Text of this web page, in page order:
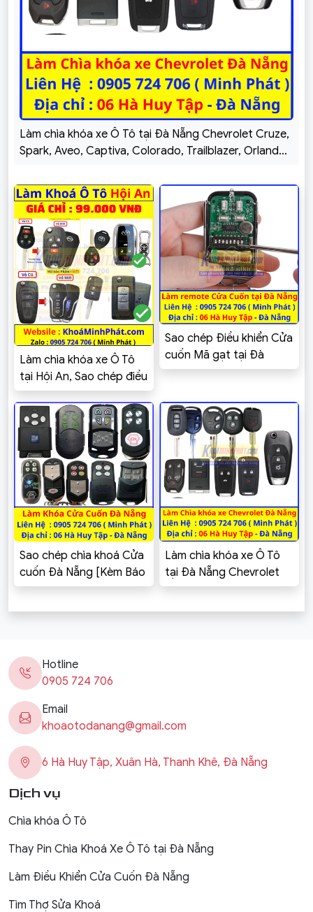
Làm chìa khóa xe Ô Tô tại Đà Nẵng Chevrolet Cruze,
Spark, Aveo, Captiva, Colorado, Trailblazer, Orlando,
Làm chìa khóa xe Ô Tô
tại Hội An, Sao chép điều
khiển Cửa cuốn
Sao chép Điều khiển Cửa
cuốn Mã gạt tại Đà
Nẵng – Khoá Minh Phát
Sao chép chìa khoá Cửa
cuốn Đà Nẵng [Kèm Báo
Giá]
Làm chìa khóa xe Ô Tô
tại Đà Nẵng Chevrolet
Cruze, Spark, Aveo,
Hotline
0905 724 706
Email
khoaotodanang@gmail.com
6 Hà Huy Tập, Xuân Hà, Thanh Khê, Đà Nẵng
Dịch vụ
Chìa khóa Ô Tô
Thay Pin Chìa Khoá Xe Ô Tô tại Đà Nẵng
Làm Điều Khiển Cửa Cuốn Đà Nẵng
Tìm Thợ Sửa Khoá